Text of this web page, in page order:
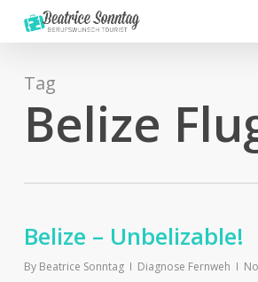
content
Tag
Belize
Belize – Unbelizable!
By Beatrice Sonntag Diagnose Fernweh